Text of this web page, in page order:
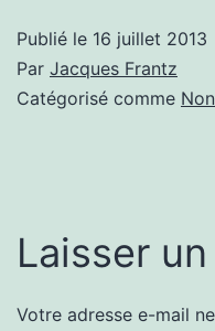
Publié le 16 juillet 2013
Par Jacques Frantz
Catégorisé comme
Laisser
Votre adresse e-mail